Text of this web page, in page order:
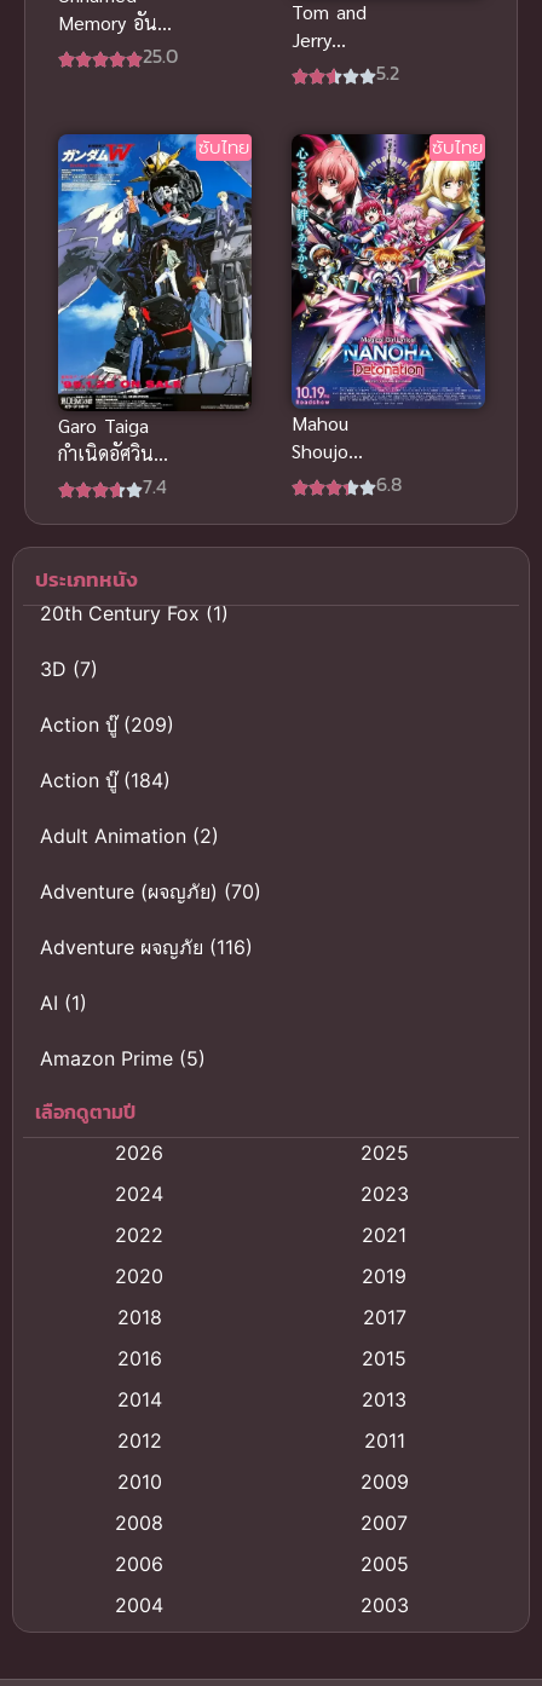
Memory อัน
เนมด์ เมโมรี25.0
Tom and
Jerry
Snowman’s
ซับไทยดูฟรี
5.2
ซับไทย
Garo Taiga
กำเนิดอัศวิน
หมาป่าทองคำ
7.4
ซับไทย
Mahou
Shoujo
Lyrical
Detonation
6.8
ประเภทหนัง
20th Century Fox(1)
3D (7)
Action บู๊(209)
Action บู๊(184)
Adult Animation (2)
Adventure (ผจญภัย) (70)
Adventure ผจญภัย (116)
AI (1)
Amazon Prime (5)
Anal (ประตูหลัง)
Animation การ์ตูน
Animation อนิเมะ
Animation แอนิเมชัน
(9)
Big tits (นมใหญ่)
Bitch (ผู้หญิงร่าน)
เลือกดูตามปี
2026
2025
2024
2023
2022
2021
2020
2019
2018
2017
2016
2015
2014
2013
2012
2011
2010
2009
2008
2007
2006
2005
2004
2003